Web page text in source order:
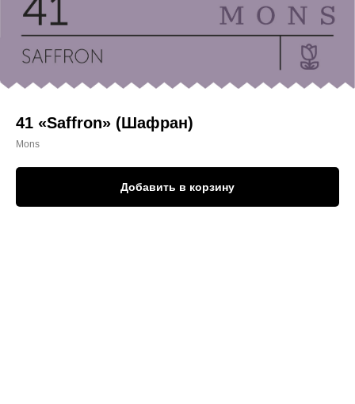
41 «Saffron» (Шафран)
Mons
Добавить в корзину